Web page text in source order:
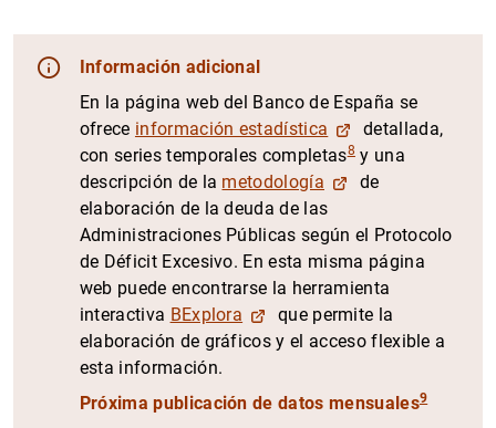
Información adicional
En la página web del Banco de España se
ofrece información estadística
detallada,
con series temporales completas8y una
descripción de la metodología
de
elaboración de la deuda de las
Administraciones Públicas según el Protocolo
de Déficit Excesivo. En esta misma página
web puede encontrarse la herramienta
interactiva BExplora
que permite la
elaboración de gráficos y el acceso flexible a
esta información.
Próxima publicación de datos mensuales9